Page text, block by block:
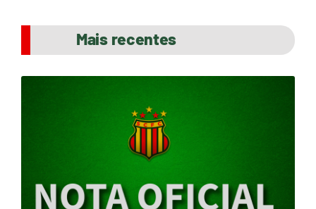
Mais recentes